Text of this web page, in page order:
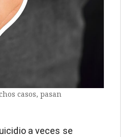
casos, pasan
a veces se